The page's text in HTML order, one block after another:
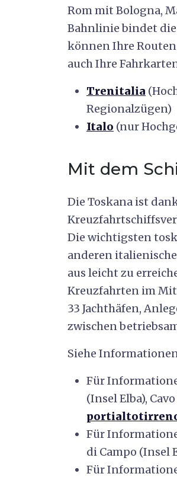
Rom mit Bologna,
Bahnlinie bindet die
können Ihre
auch Ihre
Trenitalia
Regionalzügen)
Italo (nur
Mit dem
Die Toskana ist
Die wichtigsten
anderen
aus leicht zu
Kreuzfahrten im
33 Jachthäfen,
zwischen
Siehe
Für
(Insel Elba),
Für
di Campo (Insel
Für